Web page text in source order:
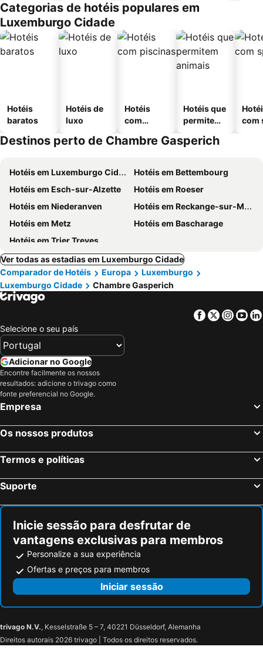
Categorias de hotéis populares em
Luxemburgo Cidade
Hotéis
baratos
Hotéis de
luxo
Hotéis
com
Hotéis que
permitem
com
Destinos perto de Chambre Gasperich
Hotéis em Luxemburgo Cidade
Hotéis em Bettembourg
Hotéis em Esch-sur-Alzette
Hotéis em Roeser
Hotéis em Niederanven
Hotéis em Reckange-sur-Mess
Hotéis em Metz
Hotéis em Bascharage
Hotéis em Trier Treves
Ver todas as estadias em Luxemburgo Cidade
Comparador de Hotéis
Europa
Luxemburgo
Luxemburgo Cidade
Chambre Gasperich
Facebook
Twitter
Selecione o seu país
Adicionar no Google
Encontre facilmente os nossos
resultados: adicione o trivago como
fonte preferencial no Google.
Empresa
Os nossos produtos
Termos e políticas
Suporte
Inicie sessão para desfrutar de
vantagens exclusivas para membros
Personalize a sua experiência
Ofertas e preços para membros
Iniciar sessão
trivago N.V., Kesselstraße 5 – 7, 40221 Düsseldorf, Alemanha
Direitos autorais 2026 trivago | Todos os direitos reservados.